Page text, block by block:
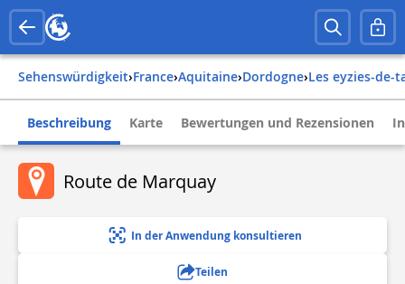
Sehenswürdigkeit› france› aquitaine› dordogne› les eyzies-de-
Beschreibung Karte Bewertungen und Rezensionen
Route de Marquay
In der Anwendung konsultieren
Teilen